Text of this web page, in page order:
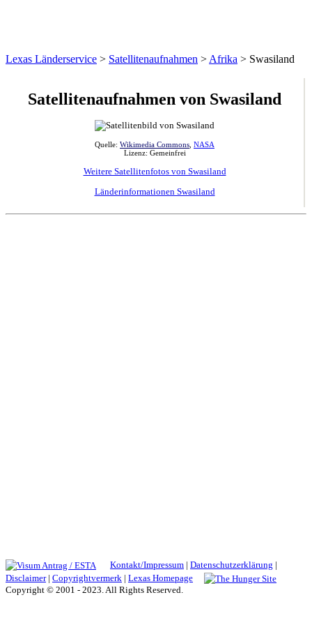
Lexas Länderservice > Satellitenaufnahmen > Afrika > Swasiland
Satellitenaufnahmen von Swasiland
Quelle: Wikimedia Commons NASA
Lizenz: Gemeinfrei
Weitere Satellitenfotos von Swasiland
Länderinformationen Swasiland
Kontakt/Impressum | Datenschutzerklärung |
Disclaimer| Copyrightvermerk | Lexas Homepage
Copyright © 2001 - 2023. All Rights Reserved.